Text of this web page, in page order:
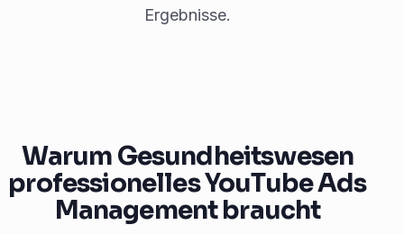
Ergebnisse.
Warum Gesundheitswesen
professionelles YouTube Ads
Management braucht